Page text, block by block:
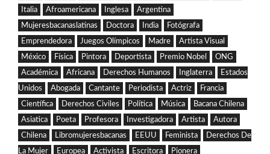
Italia
Afroamericana Inglesa
Argentina
Mujeresbacanaslatinas
Doctora India
Fotógrafa
Emprendedora
Juegos Olímpicos Madre
Artista Visual
México
Física Pintora Deportista Premio Nobel
ONG
Académica
Africana Derechos Humanos Inglaterra
Estados
Unidos
Abogada Cantante Periodista Actriz
Francia
Científica
Derechos Civiles Política Música
Bacana Chilena
Asiatica
Poeta Profesora Investigadora Artista
Autora
Chilena
Libromujeresbacanas EEUU Feminista
Derechos De
La Mujer
Europea Activista Escritora Pionera